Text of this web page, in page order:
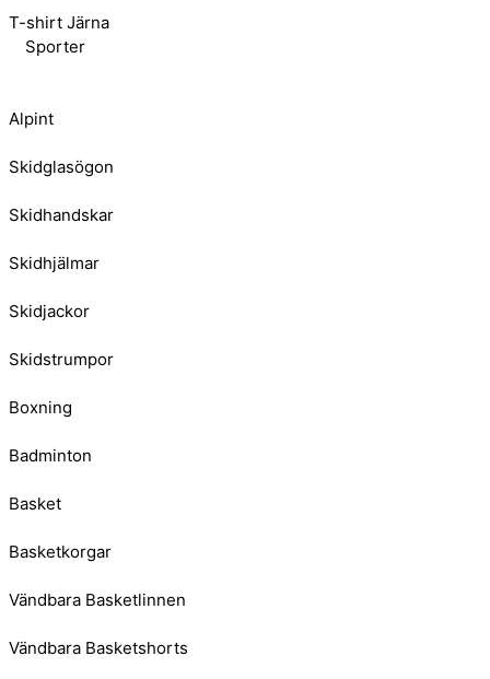
T-shirt Järna
Sporter
Alpint
Skidglasögon
Skidhandskar
Skidhjälmar
Skidjackor
Skidstrumpor
Boxning
Badminton
Basket
Basketkorgar
Vändbara Basketlinnen
Vändbara Basketshorts